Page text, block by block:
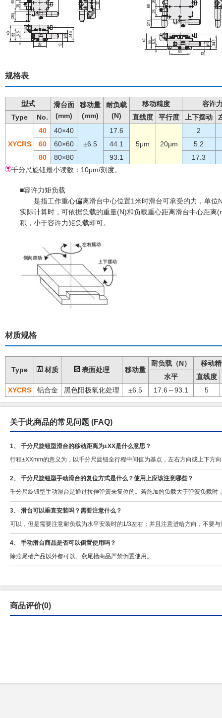
规格表
型式
滑台面
(mm)
移动量
(mm)
耐负载
(N)
移动精度
容许
Type
No. 直线度 平行度 上下摆动
XYCRS
40
40×40
±6.5
17.6
5μm
20μm
2
60
60×60 44.1
5.2
80
80×80 93.1
17.3
千分尺旋钮最小读数：10μm/刻度。
■容许力矩负载
是指工作重心偏离滑台中心位置1米时滑台可承受的力，单位
实际计算时，可依据负载的重量(N)和负载重心距离滑台中心距离
积，小于容许力矩负载即可。
材质规格
Type 材质 表面处理 移动量
耐负载（N）
移动
水平
直线度
XYCRS
铝合金 黑色阳极氧化处理 ±6.5 17.6～93.1 5
关于此商品的常见问题 (FAQ)
1、 千分尺旋钮型滑台的移动距离为±XX是什么意思？
行程±XXmm的意义为，以千分尺旋钮全行程中间值为基点，左右方向或上下方
2、 千分尺旋钮型手动滑台的复位方式是什么？使用上应该注意哪些？
千分尺旋钮型手动滑台是通过拉伸弹簧来复位的。若施加的负载大于弹簧负载
3、 滑台可以垂直安装吗？需要注意什么？
可以，但是需要注意耐负载为水平安装时的1/3左右；并且注意进给方向，不要
4、 手动滑台商品是否可以倒置使用吗？
除燕尾槽产品以外都可以。燕尾槽商品严禁倒置使用。
商品评价(0)